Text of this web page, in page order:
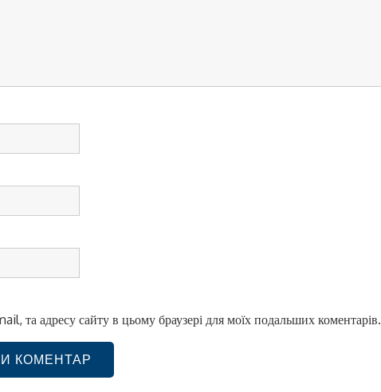
та адресу сайту в цьому браузері для моїх подальших коментарів.